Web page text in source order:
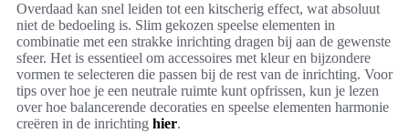
Overdaad kan snel leiden tot een kitscherig effect, wat absoluut
niet de bedoeling is. Slim gekozen speelse elementen in
combinatie met een strakke inrichting dragen bij aan de gewenste
sfeer. Het is essentieel om accessoires met kleur en bijzondere
vormen te selecteren die passen bij de rest van de inrichting. Voor
tips over hoe je een neutrale ruimte kunt opfrissen, kun je lezen
over hoe balancerende decoraties en speelse elementen harmonie
creëren in de inrichting hier.